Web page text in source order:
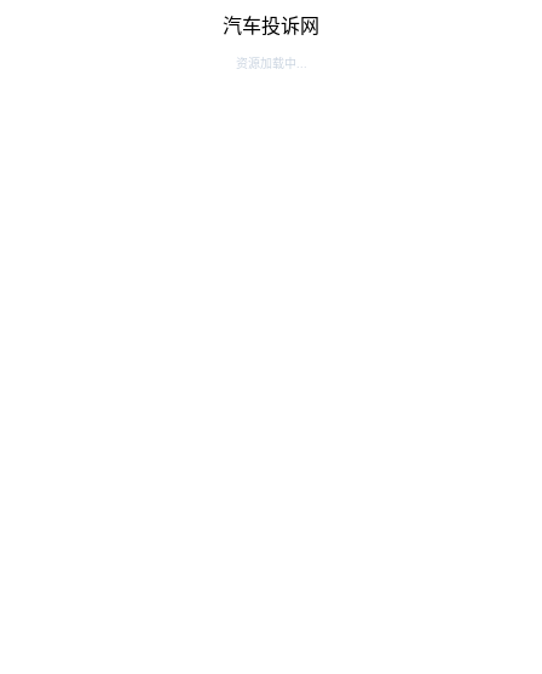
汽车投诉网
资源加载中...